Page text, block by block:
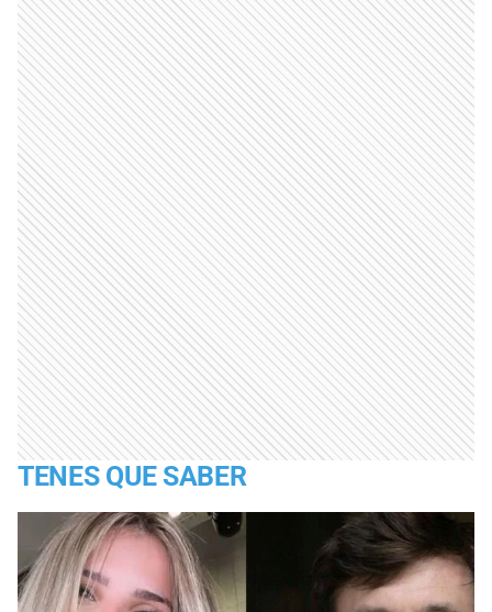
TENES QUE SABER